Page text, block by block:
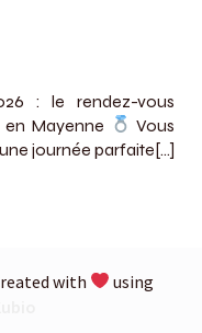
: le rendez-vous
Mayenne
Vous
journée parfaite[…]
with
using